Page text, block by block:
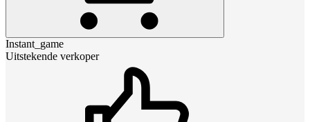
Instant_game
Uitstekende verkoper